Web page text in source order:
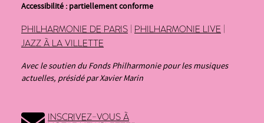
Accessibilité : partiellement conforme
PHILHARMONIE DE PARIS PHILHARMONIE LIVE
JAZZ À LA VILLETTE
Avec le soutien du Fonds Philharmonie pour les musiques
actuelles, présidé par Xavier Marin
INSCRIVEZ-VOUS À